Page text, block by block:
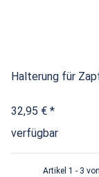
Halterung für
32,95 € *
verfügbar
Artikel 1 - 3